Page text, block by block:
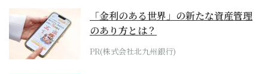
「金利のある世界」の新たな資産管理
のあり方とは？
PR(株式会社北九州銀行)